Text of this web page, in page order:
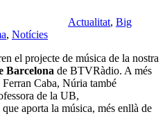
Actualitat, Big
, Notícies
el projecte de música de la nostra
Barcelona de BTVRàdio. A més
Caba, Núria també
de la UB,
aporta la música, més enllà de